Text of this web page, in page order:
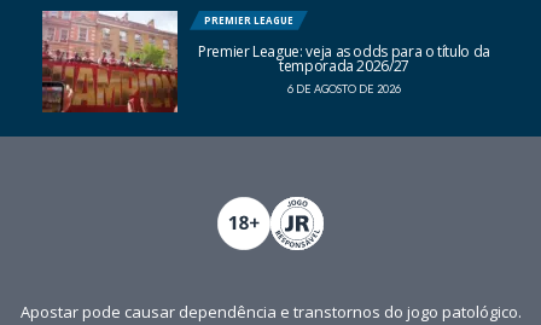
PREMIER LEAGUE
Premier League: veja as odds para o título da
temporada 2026/27
6 DE AGOSTO DE 2026
Apostar pode causar dependência e transtornos do jogo patológico.